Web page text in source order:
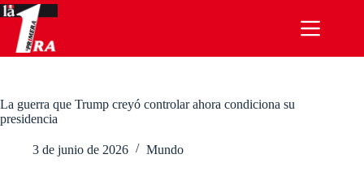
Saltar
al
contenido
La guerra que Trump creyó controlar ahora condiciona su
presidencia
3 de junio de 2026 Mundo